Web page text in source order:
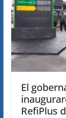
El
RefiPlus